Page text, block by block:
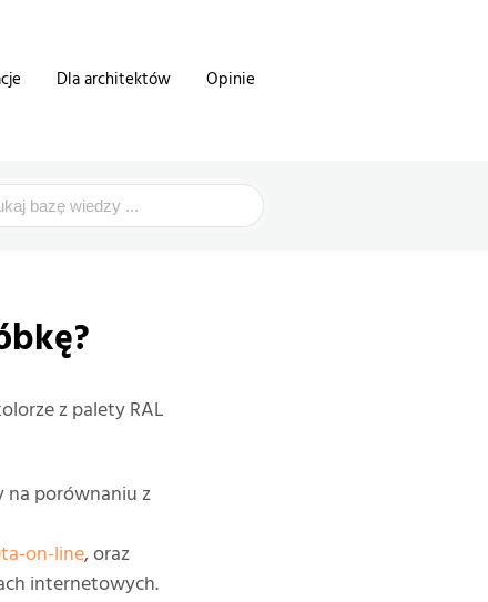
Dla architektów Opinie
z palety RAL
na porównaniu z
on-line, oraz
internetowych.